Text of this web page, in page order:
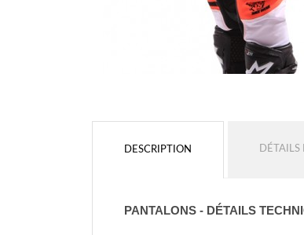
DESCRIPTION DÉTAILS
PANTALONS - DÉTAILS